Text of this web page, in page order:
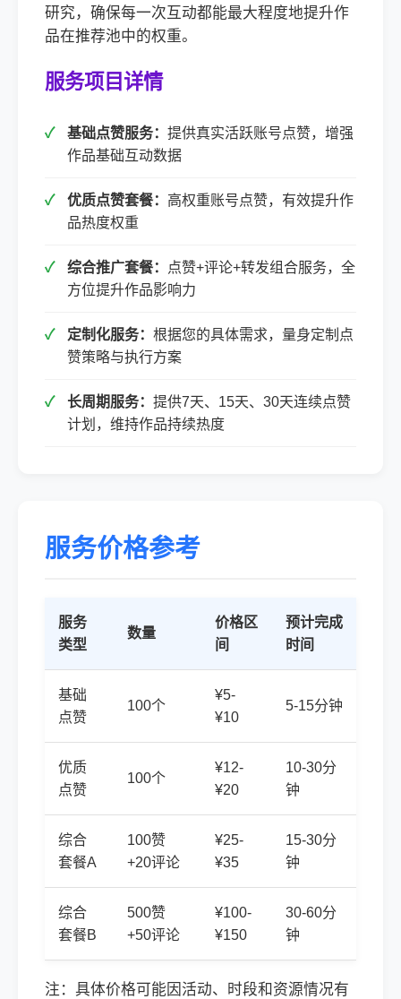
研究，确保每一次互动都能最大程度地提升作
品在推荐池中的权重。
服务项目详情
基础点赞服务： 提供真实活跃账号点赞，增强
作品基础互动数据
优质点赞套餐： 高权重账号点赞，有效提升作
品热度权重
综合推广套餐：
点赞+评论+转发组合服务，全
方位提升作品影响力
定制化服务： 根据您的具体需求，量身定制点
赞策略与执行方案
长周期服务： 提供7天、15天、30天连续点赞
计划，维持作品持续热度
服务价格参考
服务
类型
数量
价格区
间
预计完成
时间
基础
点赞
100个
¥5-
¥10
5-15分钟
优质
点赞
100个
¥12-
¥20
10-30分
钟
综合
套餐A
100赞
+20评论
¥25-
¥35
15-30分
钟
综合
套餐B
500赞
+50评论
¥100-
¥150
30-60分
钟
注：具体价格可能因活动、时段和资源情况有